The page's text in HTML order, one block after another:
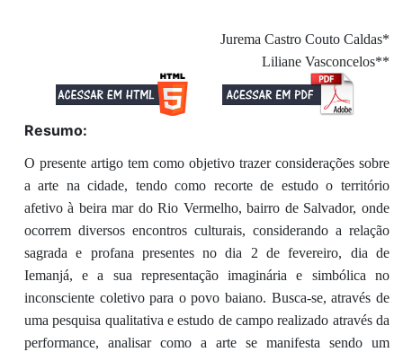
Jurema Castro Couto Caldas*
Liliane Vasconcelos**
Resumo:
O presente artigo tem como objetivo trazer considerações sobre
a arte na cidade, tendo como recorte de estudo o território
afetivo à beira mar do Rio Vermelho, bairro de Salvador, onde
ocorrem diversos encontros culturais, considerando a relação
sagrada e profana presentes no dia 2 de fevereiro, dia de
Iemanjá, e a sua representação imaginária e simbólica no
inconsciente coletivo para o povo baiano. Busca-se, através de
uma pesquisa qualitativa e estudo de campo realizado através da
performance, analisar como a arte se manifesta sendo um